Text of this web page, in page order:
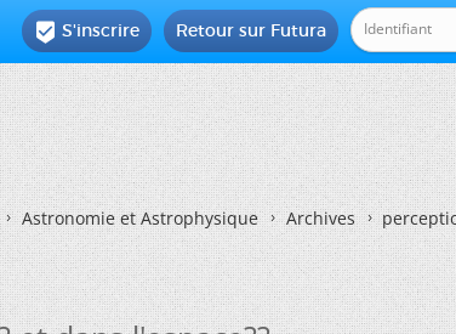
Retour sur Futura
 S'inscrire
Astronomie et Astrophysique Archives